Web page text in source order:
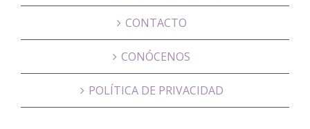
CONTACTO
CONÓCENOS
POLÍTICA DE PRIVACIDAD